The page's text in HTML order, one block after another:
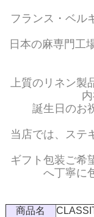
フランス・ベル
日本の麻専門工
上質のリネン製
誕生日のお
当店では、ステ
ギフト包装ご希
へ丁寧に
商品名